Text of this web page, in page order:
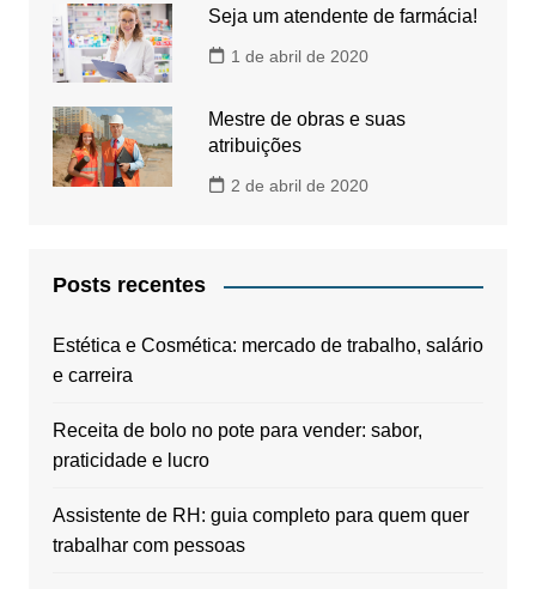
Seja um atendente de farmácia!
1 de abril de 2020
Mestre de obras e suas
atribuições
2 de abril de 2020
Posts recentes
Estética e Cosmética: mercado de trabalho, salário
e carreira
Receita de bolo no pote para vender: sabor,
praticidade e lucro
Assistente de RH: guia completo para quem quer
trabalhar com pessoas